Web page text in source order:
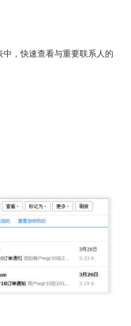
，快速查看与重要联系人的